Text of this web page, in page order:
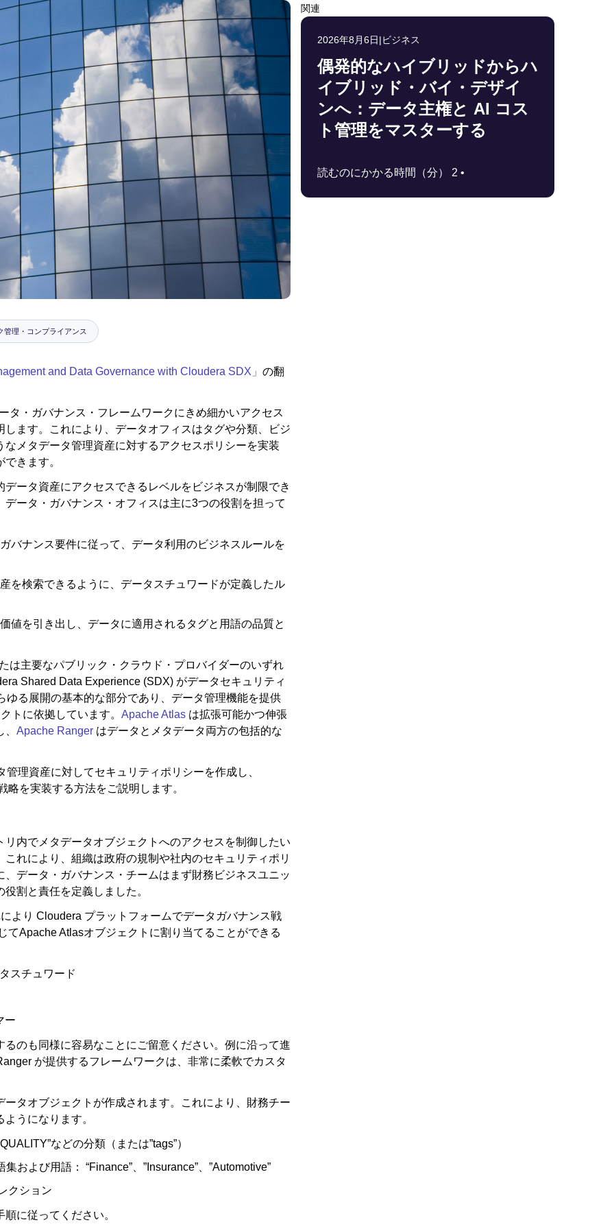
管理・コンプライアンス
and Data Governance with Cloudera SDX」 の翻
タ・ガバナンス・フレームワークにきめ細かいアクセス
ます。これにより、データオフィスはタグや分類、ビジ
メタデータ管理資産に対するアクセスポリシーを実装
きます。
ータ資産にアクセスできるレベルをビジネスが制限でき
ータ・ガバナンス・オフィスは主に3つの役割を担って
バナンス要件に従って、データ利用のビジネスルールを
を検索できるように、データスチュワードが定義したル
値を引き出し、データに適用されるタグと用語の品質と
は主要なパブリック・クラウド・プロバイダーのいずれ
Shared Data Experience (SDX) がデータセキュリティ
る展開の基本的な部分であり、データ管理機能を提供
トに依拠しています。 Apache Atlas は拡張可能かつ伸張
Apache Ranger はデータとメタデータ両方の包括的な
理資産に対してセキュリティポリシーを作成し、
を実装する方法をご説明します。
内でメタデータオブジェクトへのアクセスを制御したい
れにより、組織は政府の規制や社内のセキュリティポリ
データ・ガバナンス・チームはまず財務ビジネスユニッ
割と責任を定義しました。
より Cloudera プラットフォームでデータガバナンス戦
Apache Atlasオブジェクトに割り当てることができる
スチュワード
ー
のも同様に容易なことにご留意ください。例に沿って進
が提供するフレームワークは、非常に柔軟でカスタ
タオブジェクトが作成されます。これにより、財務チー
うになります。
などの分類（または”tags”）
および用語： “Finance”、”Insurance”、”Automotive”
クション
順に従ってください。
関連
2026年8月6日|ビジネス
偶発的なハイブリッドからハ
イブリッド・バイ・デザイ
ンへ：データ主権と AI コス
ト管理をマスターする
読むのにかかる時間（分） 2 •